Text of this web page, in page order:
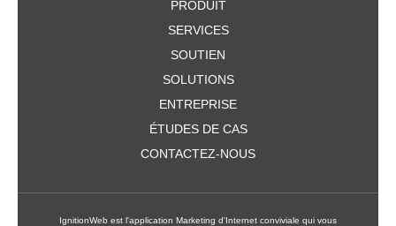
PRODUIT
SERVICES
SOUTIEN
SOLUTIONS
ENTREPRISE
ÉTUDES DE CAS
CONTACTEZ-NOUS
IgnitionWeb est l'application Marketing d'Internet conviviale qui vous